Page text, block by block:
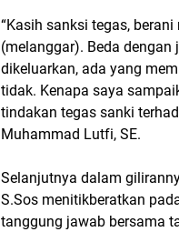
“Kasih sanksi tegas,
(melanggar). Beda
dikeluarkan, ada yang
tidak. Kenapa saya
tindakan tegas sanki
Muhammad Lutfi, SE.
Selanjutnya dalam
S.Sos menitikberatkan
tanggung jawab bersama